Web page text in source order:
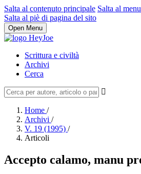
Salta al contenuto principale Salta al
Salta al piè di pagina del sito
Open Menu
Scrittura e civiltà
Archivi
Cerca
Home /
Archivi /
V. 19 (1995) /
Articoli
Accepto calamo, manu